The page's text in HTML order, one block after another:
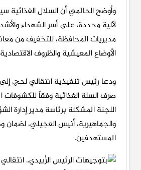
وأوضح الحالمي أن السلال الغذائية
لآلية محددة، على أسر الشهداء
مديريات المحافظة، للتخفيف من
الأوضاع المعيشية والظروف
ودعا رئيس تنفيذية انتقالي لحج،
صرف السلة الغذائية وفقاً للكشوفات
اللجنة المشكلة برئاسة مدير إدارة
والجماهيرية، أنيس العجيلي، لضمان
المستهدفين.